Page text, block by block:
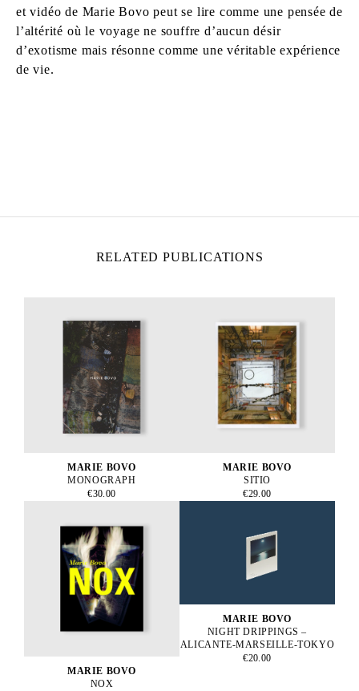
et vidéo de Marie Bovo peut se lire comme une pensée de
l’altérité où le voyage ne souffre d’aucun désir
d’exotisme mais résonne comme une véritable expérience
de vie.
RELATED PUBLICATIONS
MARIE BOVO
MONOGRAPH
€30.00
MARIE BOVO
SITIO
€29.00
MARIE BOVO
NOX
MARIE BOVO
NIGHT DRIPPINGS –
ALICANTE-MARSEILLE-TOKYO
€20.00